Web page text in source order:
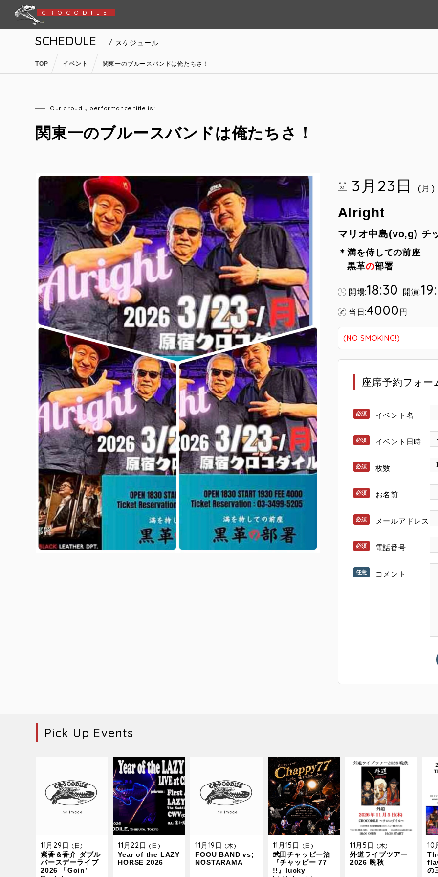
CROCODILE
SCHEDULE / スケジュール
TOP イベント 関東一のブルースバンドは俺たちさ！
Our proudly performance title is :
関東一のブルースバンドは俺たちさ！
3月23日 (月)
Alright
マリオ中島(vo,g) チ
＊満を侍しての前座
黒革の部署
開場:18:30 開演:
当日:4000円
(NO SMOKING!)
座席予約フォー
イベント名
イベント日時
枚数
お名前
メールアドレス
電話番号
コメント
Pick Up Events
11月29日 (日)
紫香＆香介 ダブル
バースデーライブ
2026 「Goin’
11月22日 (日)
Year of the LAZY
HORSE 2026
11月19日 (木)
FOOU BAND vs;
NOSTARAMA
11月15日 (日)
武田チャッピー治
『チャッピー 77
!!』lucky
11月5日 (木)
外道ライブツアー
2026 晩秋
10
の